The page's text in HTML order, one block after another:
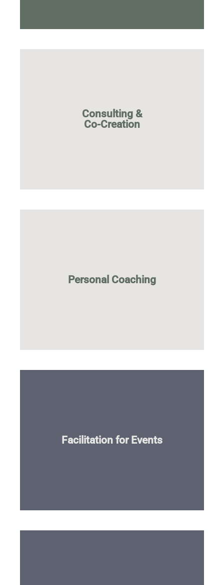
Consulting &
Co-Creation
spezifische Herausforderungen
Personal Coaching
Facilitation for Events